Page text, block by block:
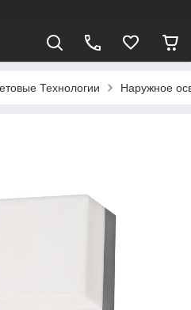
Технологии Наружное